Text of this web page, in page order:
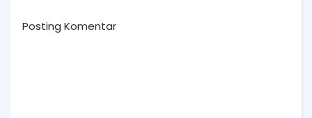
Posting Komentar